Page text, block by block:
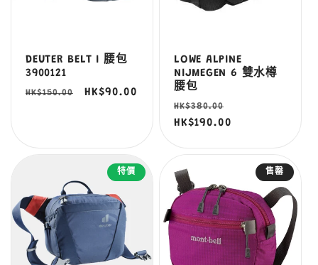
DEUTER BELT I 腰包
3900121
定
HK$150.00
售
HK$90.00
LOWE ALPINE
NIJMEGEN 6 雙水樽
腰包
定
價
HK$380.00
HK$190.00
特價 售罄